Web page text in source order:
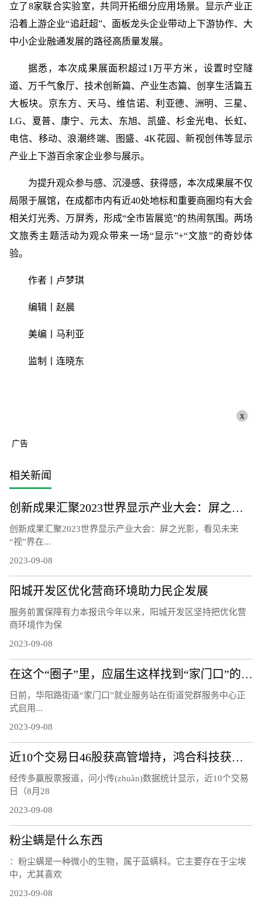
立了8家联合实验室，共同开拓细分应用场景。显示产业正
沿着上游企业“追赶超”、面板龙头企业带动上下游协作、大
中小企业融通发展的路径高质量发展。
据悉，本次成果展面积超过1万平方米，设置时空隧
道、万千气象厅、技术创新篇、产业生态篇、创享生活篇五
大板块。京东方、天马、维信诺、利亚德、洲明、三星、
LG、夏普、康宁、元太、东旭、凯盛、杉金光电、长虹、
电信、移动、浪潮终端、图盛、4K花园、新视创伟等显示
产业上下游百余家企业参与展示。
为提升观众参与感、沉浸感、获得感，本次成果展不仅
局限于展馆，在成都市内有近40处地标和重要商圈均有大会
相关灯光秀、万屏秀，形成“全市皆展览”的热闹氛围。两场
文旅秀主题活动为观众带来一场“显示”+“文旅”的奇妙体
验。
作者丨卢梦琪
编辑丨赵晨
美编丨马利亚
监制丨连晓东
x
广告
相关新闻
创新成果汇聚2023世界显示产业大会：屏之光影，看见未来“视”界
创新成果汇聚2023世界显示产业大会：屏之光影，看见未来
“视”界在...
2023-09-08
阳城开发区优化营商环境助力民企发展
服务前置保障有力本报讯今年以来，阳城开发区坚持把优化营
商环境作为保
2023-09-08
在这个“圈子”里，应届生这样找到“家门口”的好工作
日前，华阳路街道“家门口”就业服务站在街道党群服务中心正
式启用...
2023-09-08
近10个交易日46股获高管增持，鸿合科技获最多增持
经传多赢股票报道，问小传(zhuàn)数据统计显示，近10个交易
日（8月28
2023-09-08
粉尘螨是什么东西
：粉尘螨是一种微小的生物，属于蓝螨科。它主要存在于尘埃
中，尤其喜欢
2023-09-08